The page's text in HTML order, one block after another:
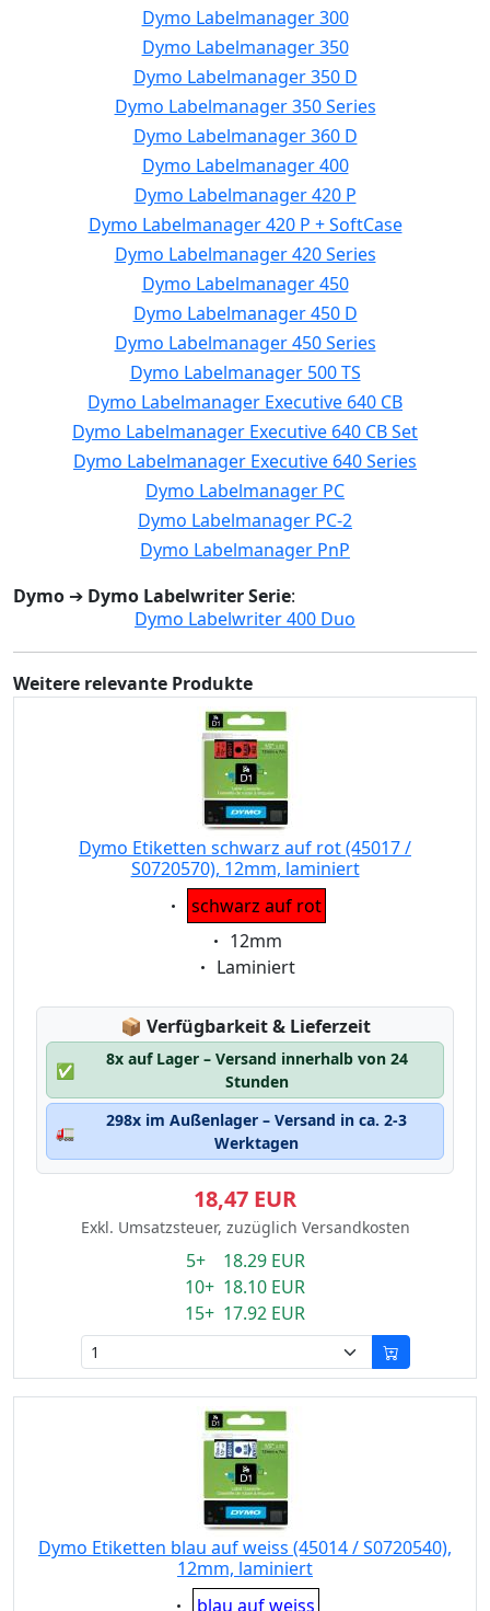
Dymo Labelmanager 300
Dymo Labelmanager 350
Dymo Labelmanager 350 D
Dymo Labelmanager 350 Series
Dymo Labelmanager 360 D
Dymo Labelmanager 400
Dymo Labelmanager 420 P
Dymo Labelmanager 420 P + SoftCase
Dymo Labelmanager 420 Series
Dymo Labelmanager 450
Dymo Labelmanager 450 D
Dymo Labelmanager 450 Series
Dymo Labelmanager 500 TS
Dymo Labelmanager Executive 640 CB
Dymo Labelmanager Executive 640 CB Set
Dymo Labelmanager Executive 640 Series
Dymo Labelmanager PC
Dymo Labelmanager PC-2
Dymo Labelmanager PnP
Dymo ➔ Dymo Labelwriter Serie:
Dymo Labelwriter 400 Duo
Weitere relevante Produkte
Dymo Etiketten schwarz auf rot (45017 /
S0720570), 12mm, laminiert
Eigenschaft:
schwarz auf rot
Eigenschaft:
12mm
Eigenschaft:
Laminiert
📦 Lagerstatus:
Verfügbarkeit & Lieferzeit
✅
8x auf Lager – Versand innerhalb von 24
Stunden
🚛
298x im Außenlager – Versand in ca. 2-3
Werktagen
18,47 EUR
Exkl. Umsatzsteuer, zuzüglich Versandkosten
5+ 18.29 EUR
10+ 18.10 EUR
15+ 17.92 EUR
Dymo Etiketten blau auf weiss (45014 / S0720540),
12mm, laminiert
Eigenschaft:
blau auf weiss